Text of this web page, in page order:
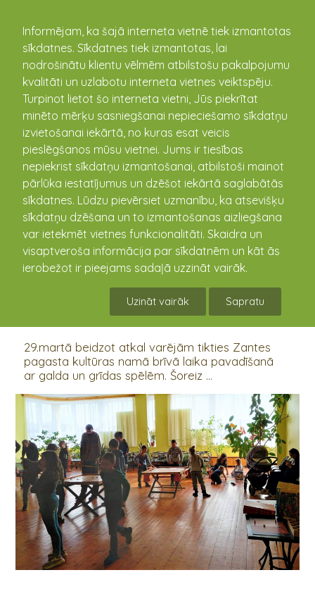
Informējam, ka šajā interneta vietnē tiek izmantotas
sīkdatnes. Sīkdatnes tiek izmantotas, lai
nodrošinātu klientu vēlmēm atbilstošu pakalpojumu
kvalitāti un uzlabotu interneta vietnes veiktspēju.
Turpinot lietot šo interneta vietni, Jūs piekrītat
minēto mērķu sasniegšanai nepieciešamo sīkdatņu
izvietošanai iekārtā, no kuras esat veicis
pieslēgšanos mūsu vietnei. Jums ir tiesības
nepiekrist sīkdatņu izmantošanai, atbilstoši mainot
pārlūka iestatījumus un dzēšot iekārtā saglabātās
sīkdatnes. Lūdzu pievērsiet uzmanību, ka atsevišķu
sīkdatņu dzēšana un to izmantošanas aizliegšana
var ietekmēt vietnes funkcionalitāti. Skaidra un
visaptveroša informācija par sīkdatnēm un kāt ās
ierobežot ir pieejams sadaļā uzzināt vairāk.
Uzināt vairāk Sapratu
kandava.lv
PASĀKUMU
KALENDĀRS
Galda un grīdas spēļu pēcpusdiena Zantes
29.martā beidzot atkal varējām tikties Zantes
pagasta kultūras namā brīvā laika pavadīšanā
ar galda un grīdas spēlēm. Šoreiz ...